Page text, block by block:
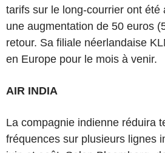
tarifs sur le long-courrier ont été
une augmentation de 50 euros
retour. Sa filiale néerlandaise
en Europe pour le mois à venir.
AIR INDIA
La compagnie indienne réduira
fréquences sur plusieurs lignes